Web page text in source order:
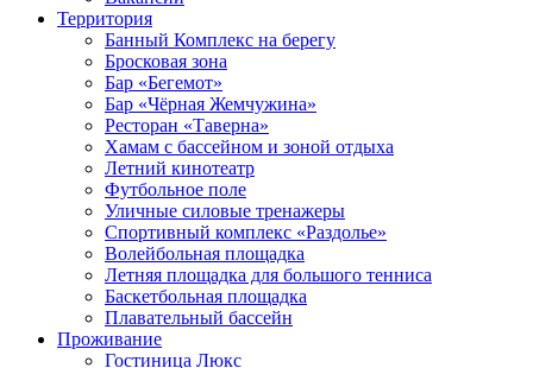
Территория
Банный Комплекс на берегу
Бросковая зона
Бар «Бегемот»
Бар «Чёрная Жемчужина»
Ресторан «Таверна»
Хамам с бассейном и зоной отдыха
Летний кинотеатр
Футбольное поле
Уличные силовые тренажеры
Спортивный комплекс «Раздолье»
Волейбольная площадка
Летняя площадка для большого тенниса
Баскетбольная площадка
Плавательный бассейн
Проживание
Гостиница Люкс